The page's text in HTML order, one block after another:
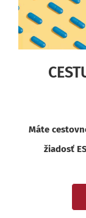
Máte
žiadosť